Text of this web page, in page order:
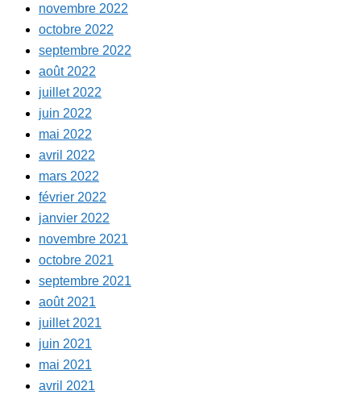
novembre 2022
octobre 2022
septembre 2022
août 2022
juillet 2022
juin 2022
mai 2022
avril 2022
mars 2022
février 2022
janvier 2022
novembre 2021
octobre 2021
septembre 2021
août 2021
juillet 2021
juin 2021
mai 2021
avril 2021